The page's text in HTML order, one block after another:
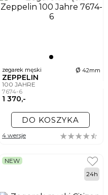
zegarek męski ø 42mm
ZEPPELIN
100 JAHRE
7674-6
1 370,-
DO KOSZYKA
4 wersje
NEW
24h